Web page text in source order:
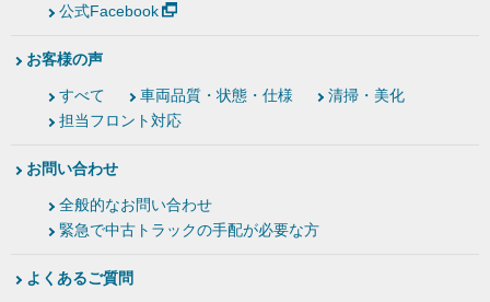
公式Facebook
お客様の声
すべて 車両品質・状態・仕様
清掃・美化
担当フロント対応
お問い合わせ
全般的なお問い合わせ
緊急で中古トラックの手配が必要な方
よくあるご質問